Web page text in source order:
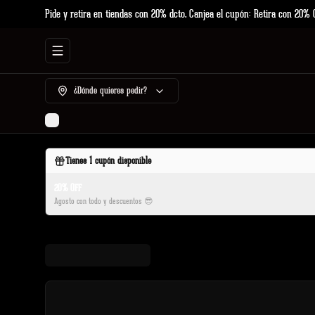
Pide y retira en tiendas con 20% dcto. Canjea el cupón: Retira con 20%
Abrir menu de navegación
¿Dónde quieres pedir?
Tienes1 cupón disponible
Agosto con todo y descuentos 😎